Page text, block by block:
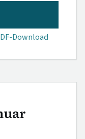
Download